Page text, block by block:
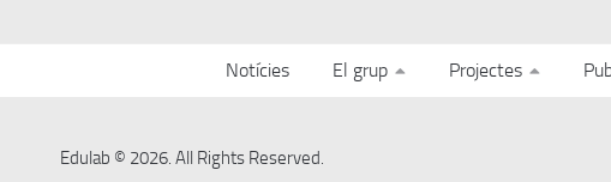
Notícies El grup Projectes
Edulab © 2026. All Rights Reserved.